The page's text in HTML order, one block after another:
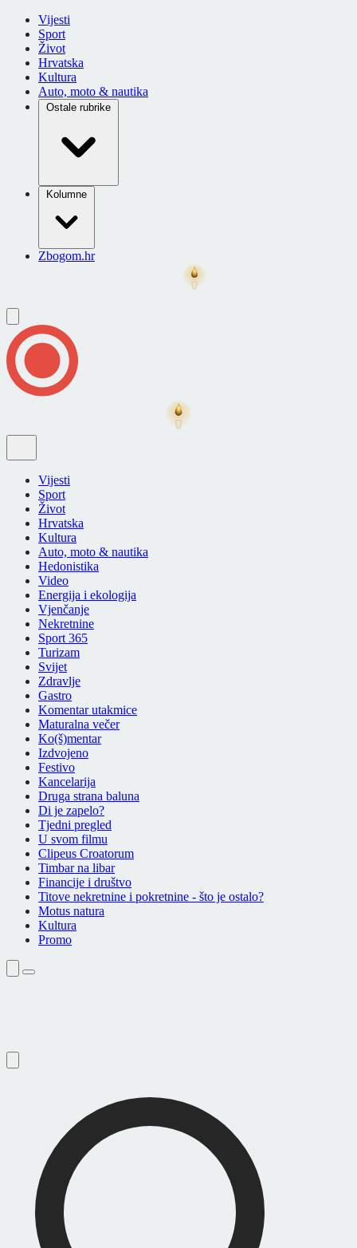
Vijesti
Sport
Život
Hrvatska
Kultura
Auto, moto & nautika
Ostale rubrike
Kolumne
Zbogom.hr
Vijesti
Sport
Život
Hrvatska
Kultura
Auto, moto & nautika
Hedonistika
Video
Energija i ekologija
Vjenčanje
Nekretnine
Sport 365
Turizam
Svijet
Zdravlje
Gastro
Komentar utakmice
Maturalna večer
Ko(š)mentar
Izdvojeno
Festivo
Kancelarija
Druga strana baluna
Di je zapelo?
Tjedni pregled
U svom filmu
Clipeus Croatorum
Timbar na libar
Financije i društvo
Titove nekretnine i pokretnine - što je ostalo?
Motus natura
Kultura
Promo